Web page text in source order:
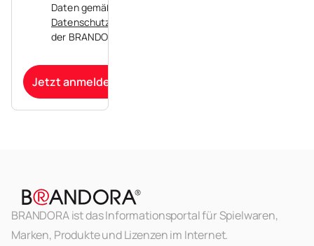
Daten gemäß der
Datenschutzerklärung
der BRANDORA zu.
Jetzt anmelden
BRANDORA ist das Informationsportal für Spielwaren,
Marken, Produkte und Lizenzen im Internet.